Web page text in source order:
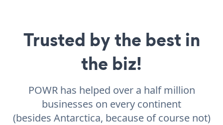
Trusted by the best in
the biz!
POWR has helped over a half million
businesses on every continent
(besides Antarctica, because of course not)